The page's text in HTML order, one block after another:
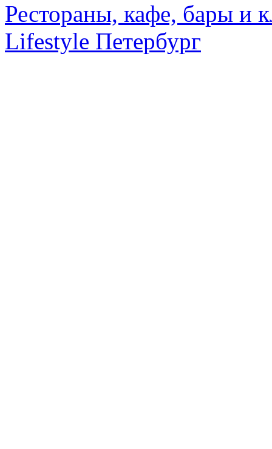
Рестораны, кафе, бары и
Lifestyle Петербург